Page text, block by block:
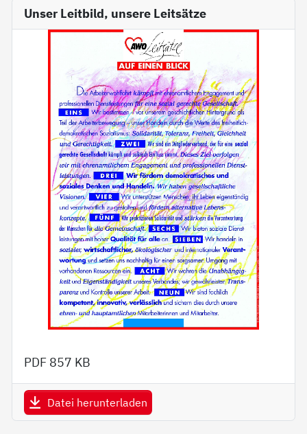
Unser Leitbild, unsere Leitsätze
PDF 857 KB
Datei herunterladen